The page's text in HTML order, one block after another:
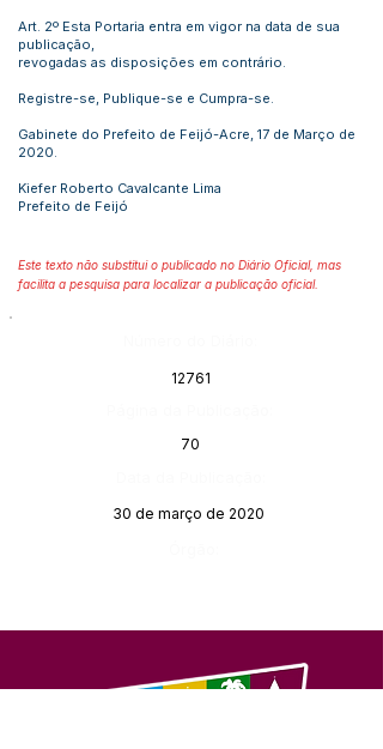
Art. 2º Esta Portaria entra em vigor na data de sua
publicação,
revogadas as disposições em contrário.
Registre-se, Publique-se e Cumpra-se.
Gabinete do Prefeito de Feijó-Acre, 17 de Março de
2020.
Kiefer Roberto Cavalcante Lima
Prefeito de Feijó
Este texto não substitui o publicado no Diário Oficial, mas
facilita a pesquisa para localizar a publicação oficial.
12761
70
30 de março de 2020